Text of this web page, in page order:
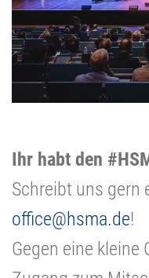
Ihr habt den
Schreibt uns gern
office@hsma.de!
Gegen eine kleine